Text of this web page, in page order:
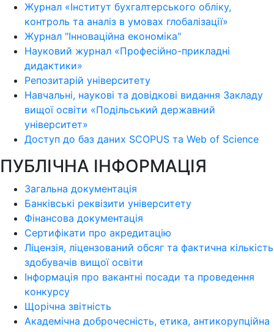
Журнал «Інститут бухгалтерського обліку,
контроль та аналіз в умовах глобалізації»
Журнал "Інноваційна економіка"
Науковий журнал «Професійно-прикладні
дидактики»
Репозитарій університету
Навчальні, наукові та довідкові видання Закладу
вищої освіти «Подільський державний
університет»
Доступ до баз даних SCOPUS та Web of Science
ПУБЛІЧНА ІНФОРМАЦІЯ
Загальна документація
Банківські реквізити університету
Фінансова документація
Сертифікати про акредитацію
Ліцензія, ліцензований обсяг та фактична кількість
здобувачів вищої освіти
Інформація про вакантні посади та проведення
конкурсу
Щорічна звітність
Академічна доброчесність, етика, антикорупційна